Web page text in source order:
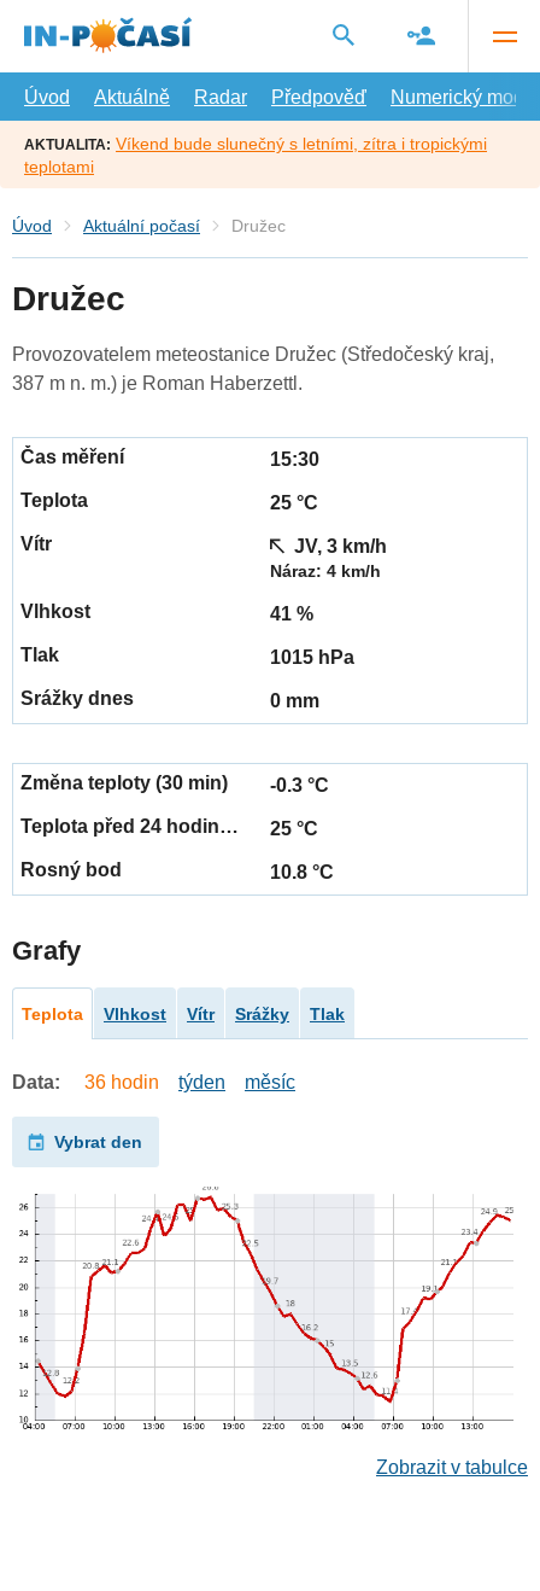
hlavní
Úvod
Aktuálně Radar Předpověď Numerický model
AKTUALITA: Víkend bude slunečný s letními, zítra i tropickými
teplotami
Úvod Aktuální počasí Družec
Družec
Provozovatelem meteostanice Družec (Středočeský kraj,
387 m n. m.) je Roman Haberzettl.
15:30
25 °C
JV, 3 km/h
Náraz: 4 km/h
41 %
1015 hPa
0 mm
-0.3 °C
25 °C
10.8 °C
Grafy
Teplota Vlhkost Vítr Srážky Tlak
Data: 36 hodin týden měsíc
Vybrat den
Zobrazit v tabulce